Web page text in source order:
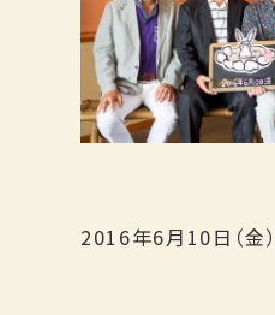
2016年6月10日（金